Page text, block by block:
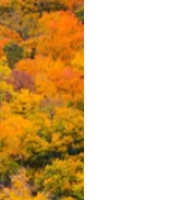
tocando y deslizando la